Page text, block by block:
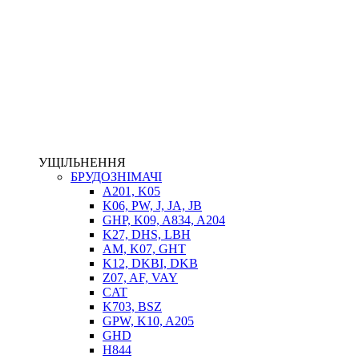
ВТУЛКИ
УЩІЛЬНЕННЯ
БРУДОЗНІМАЧІ
A201, K05
K06, PW, J, JA, JB
GHP, K09, A834, A204
K27, DHS, LBH
AM, K07, GHT
K12, DKBI, DKB
Z07, AF, VAY
CAT
K703, BSZ
GPW, K10, A205
GHD
H844